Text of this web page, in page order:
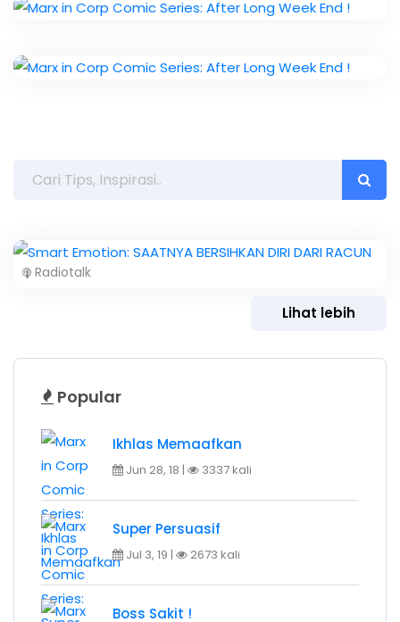
Radiotalk
Lihat lebih
Popular
Ikhlas Memaafkan
Jun 28, 18 | 3337 kali
Super Persuasif
Jul 3, 19 | 2673 kali
Boss Sakit !